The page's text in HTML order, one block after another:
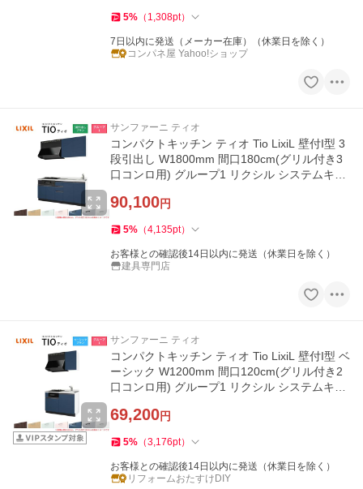
5% （ 1,308pt）
7日以内に発送（メーカー在庫）（休業日を除く）
コンパネ屋 Yahoo!ショップ
サンファーニ ティオ
コンパクトキッチン ティオ Tio LixiL 壁付I型 3
段引出し W1800mm 間口180cm(グリル付き3
口コンロ用) グループ1 リクシル システムキッ
90,100円
5% （4,135pt）
お客様との確認後14日以内に発送（休業日を除く）
建具専門店
サンファーニ ティオ
コンパクトキッチン ティオ Tio LixiL 壁付I型 ベ
ーシック W1200mm 間口120cm(グリル付き2
口コンロ用) グループ1 リクシル システムキッ
69,200円
5% （3,176pt）
お客様との確認後14日以内に発送（休業日を除く）
リフォームおたすけDIY